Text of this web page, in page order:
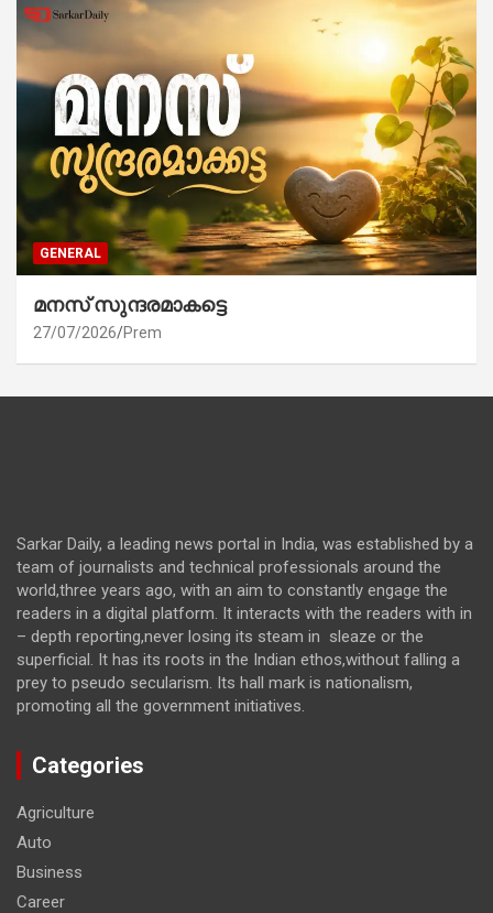
GENERAL
മനസ് സുന്ദരമാകട്ടെ
27/07/2026 Prem
Sarkar Daily, a leading news portal in India, was established by a
team of journalists and technical professionals around the
world,three years ago, with an aim to constantly engage the
readers in a digital platform. It interacts with the readers with in
– depth reporting,never losing its steam in sleaze or the
superficial. It has its roots in the Indian ethos,without falling a
prey to pseudo secularism. Its hall mark is nationalism,
promoting all the government initiatives.
Categories
Agriculture
Auto
Business
Career